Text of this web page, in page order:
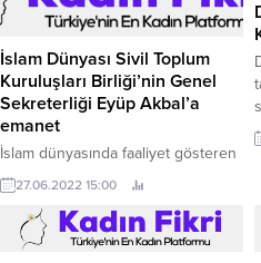
İslam Dünyası Sivil Toplum
Kuruluşları Birliği’nin Genel
Sekreterliği Eyüp Akbal’a
emanet
İslam dünyasında faaliyet gösteren
sivil toplum kuruluşları arasında
sürdürülebilir iş birliği hedefleyen
İslam Dünyası Sivil Toplum
Kuruluşları Birliği (İDSB), 9.
27.06.2022 15:00